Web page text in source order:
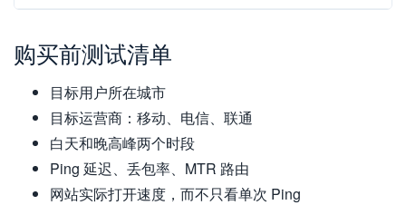
购买前测试清单
目标用户所在城市
目标运营商：移动、电信、联通
白天和晚高峰两个时段
Ping 延迟、丢包率、MTR 路由
网站实际打开速度，而不只看单次 Ping